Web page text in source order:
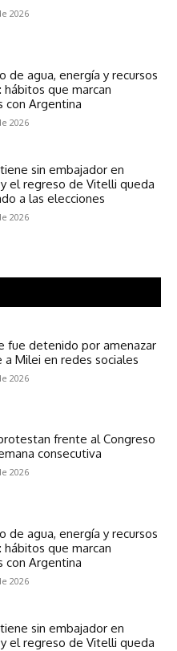
2026
de agua, energía y recursos
hábitos que marcan
con Argentina
2026
sin embajador en
el regreso de Vitelli queda
a las elecciones
2026
fue detenido por amenazar
Milei en redes sociales
2026
frente al Congreso
consecutiva
2026
de agua, energía y recursos
hábitos que marcan
con Argentina
2026
sin embajador en
el regreso de Vitelli queda